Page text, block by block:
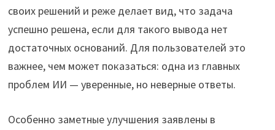
своих решений и реже делает вид, что задача
успешно решена, если для такого вывода нет
достаточных оснований. Для пользователей это
важнее, чем может показаться: одна из главных
проблем ИИ — уверенные, но неверные ответы.
Особенно заметные улучшения заявлены в